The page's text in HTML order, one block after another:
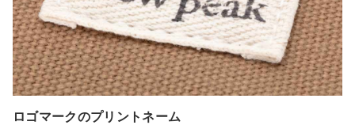
ロゴマークのプリントネーム